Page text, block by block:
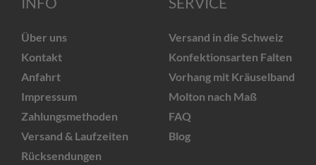
Über uns
Kontakt
Anfahrt
Impressum
Zahlungsmethoden
Versand & Laufzeiten
Rücksendungen
Versand in die Schweiz
Konfektionsarten Falten
Vorhang mit Kräuselband
Molton nach Maß
FAQ
Blog